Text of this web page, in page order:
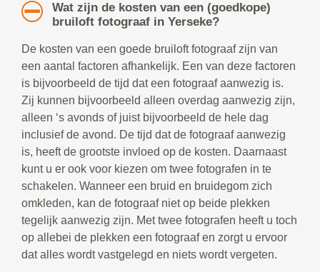
Wat zijn de kosten van een (goedkope)
bruiloft fotograaf in Yerseke?
De kosten van een goede bruiloft fotograaf zijn van
een aantal factoren afhankelijk. Een van deze factoren
is bijvoorbeeld de tijd dat een fotograaf aanwezig is.
Zij kunnen bijvoorbeeld alleen overdag aanwezig zijn,
alleen ‘s avonds of juist bijvoorbeeld de hele dag
inclusief de avond. De tijd dat de fotograaf aanwezig
is, heeft de grootste invloed op de kosten. Daarnaast
kunt u er ook voor kiezen om twee fotografen in te
schakelen. Wanneer een bruid en bruidegom zich
omkleden, kan de fotograaf niet op beide plekken
tegelijk aanwezig zijn. Met twee fotografen heeft u toch
op allebei de plekken een fotograaf en zorgt u ervoor
dat alles wordt vastgelegd en niets wordt vergeten.